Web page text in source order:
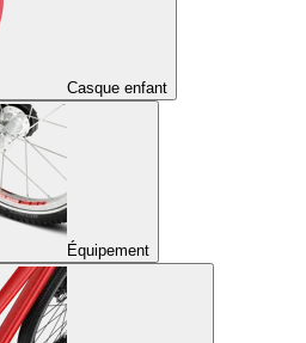
Casque enfant
Équipement